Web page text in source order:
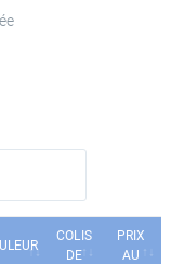
COLIS
DE
PRIX
AU